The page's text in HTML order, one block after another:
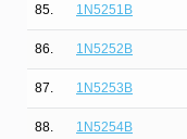
85. 1N5251B
86. 1N5252B
87. 1N5253B
88. 1N5254B